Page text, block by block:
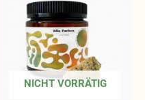
NICHT VORRÄTIG